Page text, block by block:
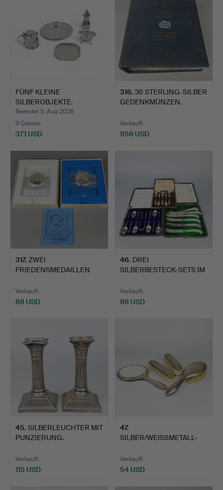
FÜNF KLEINE
SILBEROBJEKTE.
Beendet 5. Aug 2026
9 Gebote
371 USD
316. 36 STERLING-SILBER
GEDENKMÜNZEN.
Verkauft
958 USD
317. ZWEI
FRIEDENSMEDAILLEN
Verkauft
88 USD
46. DREI
SILBERBESTECK-SETS IM
Verkauft
88 USD
45. SILBERLEUCHTER MIT
PUNZIERUNG.
Verkauft
115 USD
47.
SILBER/WEISSMETALL-
ACCESSOIRE…
Verkauft
54 USD